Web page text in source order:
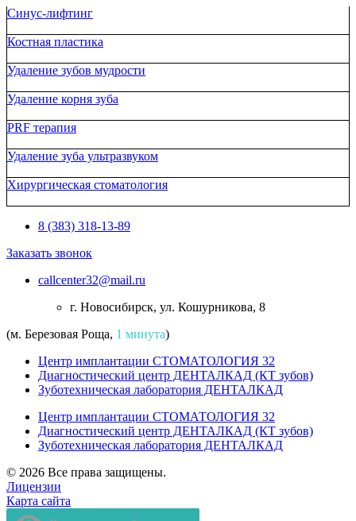
Синус-лифтинг
Костная пластика
Удаление зубов мудрости
Удаление корня зуба
PRF терапия
Удаление зуба ультразвуком
Хирургическая стоматология
8 (383) 318-13-89
Заказать звонок
callcenter32@mail.ru
г. Новосибирск, ул. Кошурникова, 8
(м. Березовая Роща, 1 минута)
Центр имплантации СТОМАТОЛОГИЯ 32
Диагностический центр ДЕНТАЛКАД (КТ зубов)
Зуботехническая лаборатория ДЕНТАЛКАД
Центр имплантации СТОМАТОЛОГИЯ 32
Диагностический центр ДЕНТАЛКАД (КТ зубов)
Зуботехническая лаборатория ДЕНТАЛКАД
© 2026 Все права защищены.
Лицензии
Карта сайта